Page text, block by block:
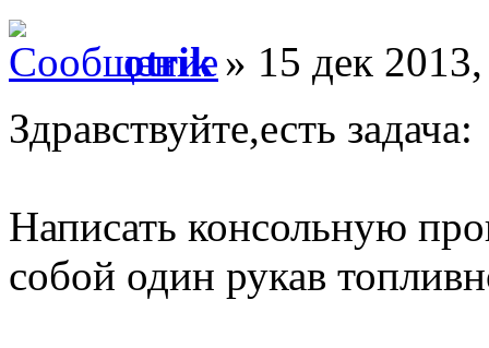
otrik» 15 дек
Здравствуйте,есть задача:
Написать консольную
собой один рукав